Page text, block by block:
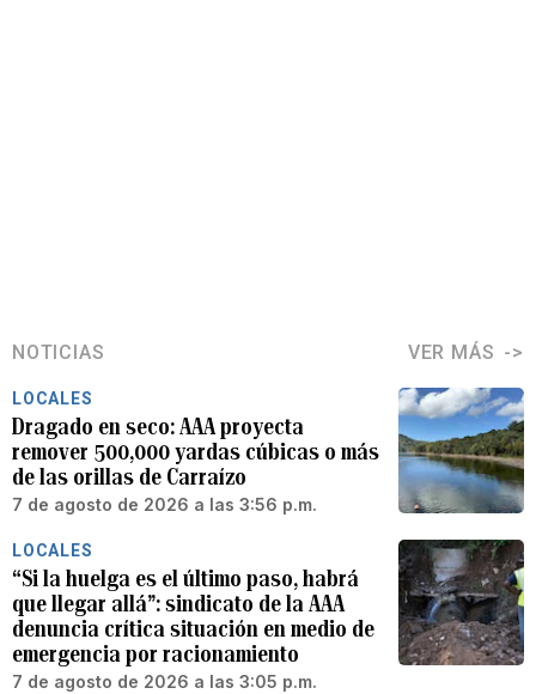
NOTICIAS VER MÁS
LOCALES
Dragado en seco: AAA proyecta
remover 500,000 yardas cúbicas o más
de las orillas de Carraízo
7 de agosto de 2026 a las 3:56 p.m.
LOCALES
“Si la huelga es el último paso, habrá
que llegar allá”: sindicato de la AAA
denuncia crítica situación en medio de
emergencia por racionamiento
7 de agosto de 2026 a las 3:05 p.m.